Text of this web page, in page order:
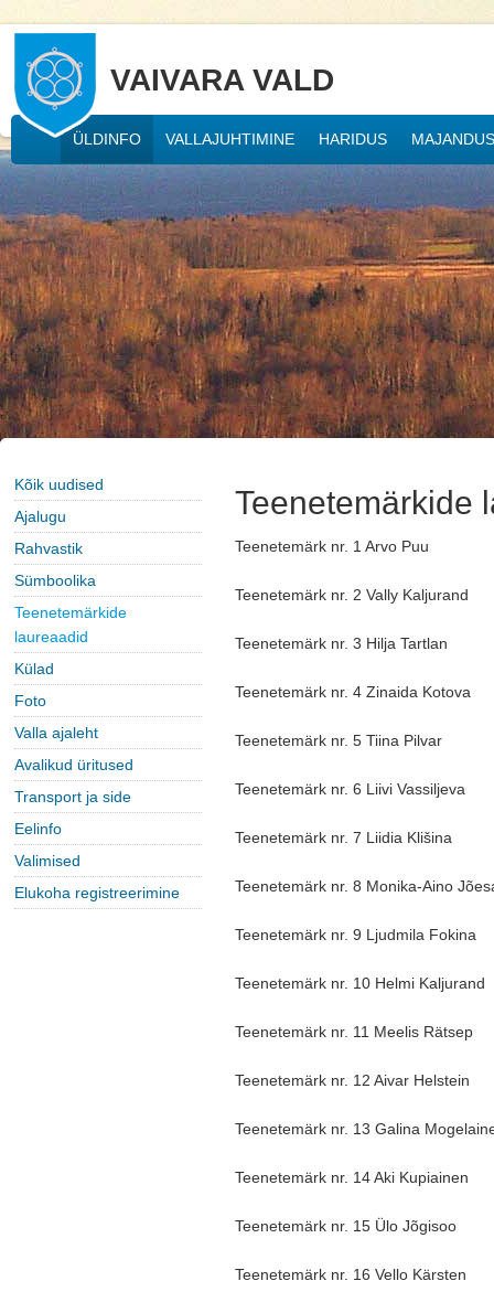
VAIVARA VALD
ÜLDINFO VALLAJUHTIMINE HARIDUS MAJANDUS
Kõik uudised
Ajalugu
Rahvastik
Sümboolika
Teenetemärkide
laureaadid
Külad
Foto
Valla ajaleht
Avalikud üritused
Transport ja side
Eelinfo
Valimised
Elukoha registreerimine
Teenetemärkide
Teenetemärk nr. 1 Arvo Puu
Teenetemärk nr. 2 Vally Kaljurand
Teenetemärk nr. 3 Hilja Tartlan
Teenetemärk nr. 4 Zinaida Kotova
Teenetemärk nr. 5 Tiina Pilvar
Teenetemärk nr. 6 Liivi Vassiljeva
Teenetemärk nr. 7 Liidia Klišina
Teenetemärk nr. 8 Monika-Aino
Teenetemärk nr. 9 Ljudmila Fokina
Teenetemärk nr. 10 Helmi Kaljurand
Teenetemärk nr. 11 Meelis Rätsep
Teenetemärk nr. 12 Aivar Helstein
Teenetemärk nr. 13 Galina
Teenetemärk nr. 14 Aki Kupiainen
Teenetemärk nr. 15 Ülo Jõgisoo
Teenetemärk nr. 16 Vello Kärsten